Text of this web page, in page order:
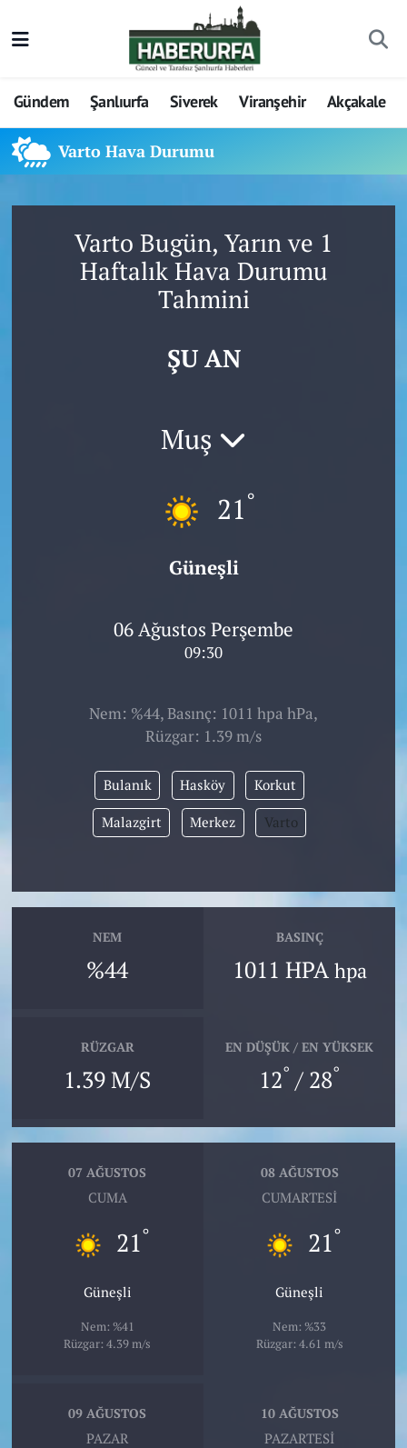
Gündem Şanlıurfa Siverek Viranşehir Akçakale
Varto Hava Durumu
Varto Bugün, Yarın ve 1
Haftalık Hava Durumu
Tahmini
ŞU AN
Muş
21°
Güneşli
06 Ağustos Perşembe
09:30
Nem: %44, Basınç: 1011 hpa hPa,
Rüzgar: 1.39 m/s
Bulanık Hasköy Korkut
Malazgirt Merkez Varto
NEM
%44
BASINÇ
1011 HPA hpa
RÜZGAR
1.39 M/S
EN DÜŞÜK / EN YÜKSEK
12° / 28°
07 AĞUSTOS
CUMA
21°
Güneşli
Nem: %41
Rüzgar: 4.39 m/s
08 AĞUSTOS
CUMARTESI
21°
Güneşli
Nem: %33
Rüzgar: 4.61 m/s
09 AĞUSTOS
PAZAR
10 AĞUSTOS
PAZARTESI